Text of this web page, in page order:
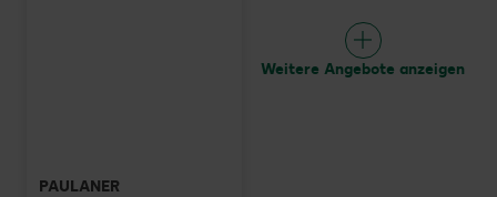
PAULANER
Weitere Angebote anzeigen